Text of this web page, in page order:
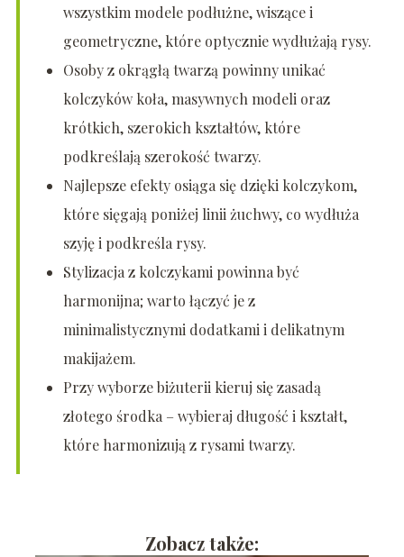
wszystkim modele podłużne, wiszące i
geometryczne, które optycznie wydłużają rysy.
Osoby z okrągłą twarzą powinny unikać
kolczyków koła, masywnych modeli oraz
krótkich, szerokich kształtów, które
podkreślają szerokość twarzy.
Najlepsze efekty osiąga się dzięki kolczykom,
które sięgają poniżej linii żuchwy, co wydłuża
szyję i podkreśla rysy.
Stylizacja z kolczykami powinna być
harmonijna; warto łączyć je z
minimalistycznymi dodatkami i delikatnym
makijażem.
Przy wyborze biżuterii kieruj się zasadą
złotego środka – wybieraj długość i kształt,
które harmonizują z rysami twarzy.
Zobacz także: